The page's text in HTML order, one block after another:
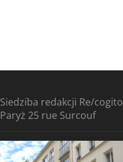
Siedziba redakcji Re/cogito
Paryż 25 rue Surcouf